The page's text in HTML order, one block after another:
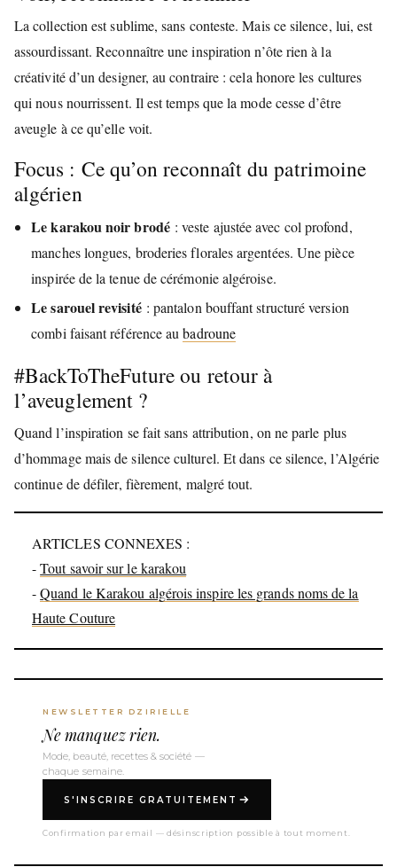
La collection est sublime, sans conteste. Mais ce silence, lui, est
assourdissant. Reconnaître une inspiration n’ôte rien à la
créativité d’un designer, au contraire : cela honore les cultures
qui nous nourrissent. Il est temps que la mode cesse d’être
aveugle à ce qu’elle voit.
Focus : Ce qu’on reconnaît du patrimoine
algérien
Le karakou noir brodé: veste ajustée avec col profond,
manches longues, broderies florales argentées. Une pièce
inspirée de la tenue de cérémonie algéroise.
Le sarouel revisité: pantalon bouffant structuré version
combi faisant référence aubadroune
#BackToTheFuture ou retour à
l’aveuglement ?
Quand l’inspiration se fait sans attribution, on ne parle plus
d’hommage mais de silence culturel. Et dans ce silence, l’Algérie
continue de défiler, fièrement, malgré tout.
ARTICLES CONNEXES :
-Tout savoir sur le karakou
-Quand le Karakou algérois inspire les grands noms de la
Haute Couture
NEWSLETTER DZIRIELLE
Ne manquez rien.
Mode, beauté, recettes & société —
chaque semaine.
S'INSCRIRE GRATUITEMENT
Confirmation par email — désinscription possible à tout moment.